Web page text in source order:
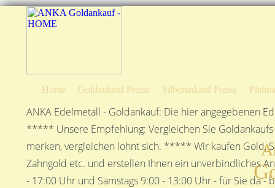
Home Goldankauf Preise Silberankauf Preise
ANKA Edelmetall - Goldankauf: Die hier angegebenen
***** Unsere Empfehlung: Vergleichen Sie
merken, vergleichen lohnt sich. ***** Wir kaufen Gold,
Zahngold etc. und erstellen Ihnen ein unverbindliches
- 17:00 Uhr und Samstags 9:00 - 13:00 Uhr - für Sie